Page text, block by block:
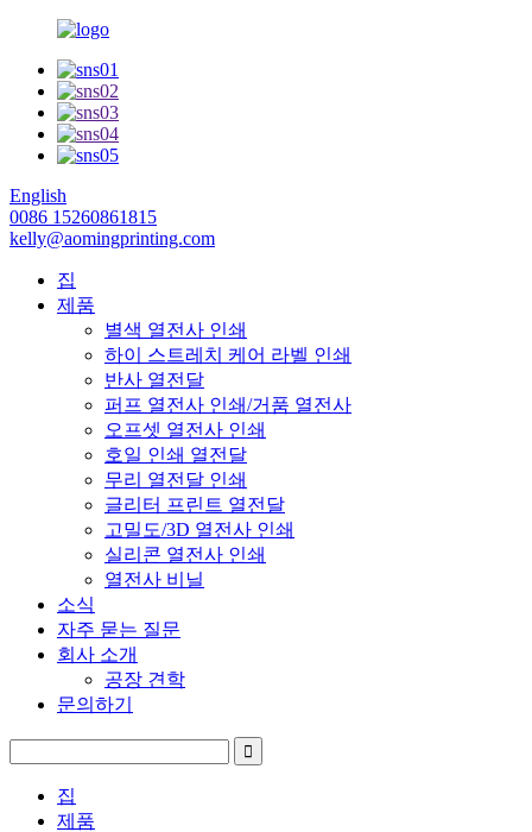
English
0086 15260861815
kelly@aomingprinting.com
집
제품
별색 열전사 인쇄
하이 스트레치 케어 라벨 인쇄
반사 열전달
퍼프 열전사 인쇄/거품 열전사
오프셋 열전사 인쇄
호일 인쇄 열전달
무리 열전달 인쇄
글리터 프린트 열전달
고밀도/3D 열전사 인쇄
실리콘 열전사 인쇄
열전사 비닐
소식
자주 묻는 질문
회사 소개
공장 견학
문의하기
집
제품